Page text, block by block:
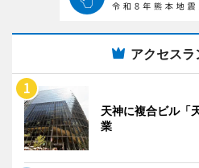
アクセス
天神に複合ビル「
業